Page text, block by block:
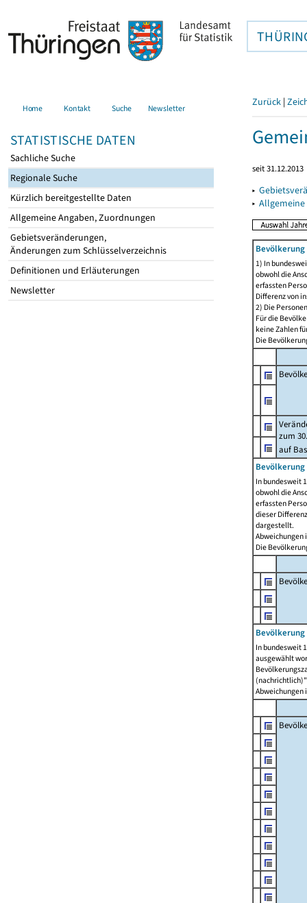
Home Kontakt Suche Newsletter
STATISTISCHE DATEN
Sachliche Suche
Regionale Suche
Kürzlich bereitgestellte Daten
Allgemeine Angaben, Zuordnungen
Gebietsveränderungen,
Änderungen zum Schlüsselverzeichnis
Definitionen und Erläuterungen
Newsletter
Zurück |
seit 31.12.2013
▸
▸
1) In
obwohl die
erfassten
Differenz von
2) Die
Für die
keine Zahlen
Die
zum
auf
Bevölkerung
In bundesweit
obwohl die
erfassten
dieser
dargestellt.
Abweichungen
Die
In bundesweit
ausgewählt
Abweichungen